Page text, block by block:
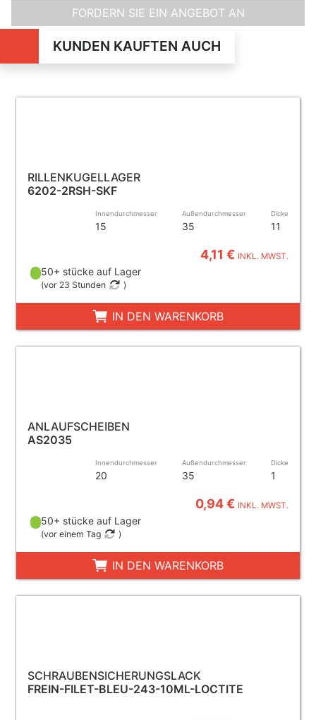
FORDERN SIE EIN ANGEBOT AN
KUNDEN KAUFTEN AUCH
RILLENKUGELLAGER
6202-2RSH-SKF
Innendurchmesser
15
Außendurchmesser
35
Dicke
11
4,11 € INKL. MWST.
50+ stücke auf Lager
(vor 23 Stunden )
IN DEN WARENKORB
ANLAUFSCHEIBEN
AS2035
Innendurchmesser
20
Außendurchmesser
35
Dicke
1
0,94 € INKL. MWST.
50+ stücke auf Lager
(vor einem Tag )
IN DEN WARENKORB
SCHRAUBENSICHERUNGSLACK
FREIN-FILET-BLEU-243-10ML-LOCTITE